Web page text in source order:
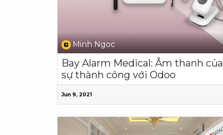
Minh Ngoc
Bay Alarm Medical: Âm thanh của
sự thành công với Odoo
Jun 9, 2021